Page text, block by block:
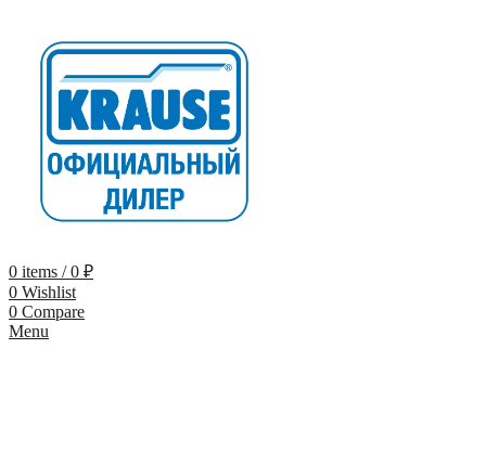
0 items / 0 ₽
0 Wishlist
0 Compare
Menu